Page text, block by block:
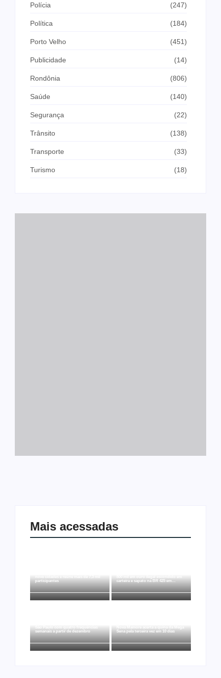
Polícia (247)
Política (184)
Porto Velho (451)
Publicidade (14)
Rondônia (806)
Saúde (140)
Segurança (22)
Trânsito (138)
Transporte (33)
Turismo (18)
Mais acessadas
nove cidades e reúne mais de 7,3 mil
participantes
carteira e sapato na BR 425 em…
São Paulo com quatro frequências
semanais a partir de dezembro
Nova Mamoré acerta a quina da Mega
Sena pela terceira vez em 10 dias